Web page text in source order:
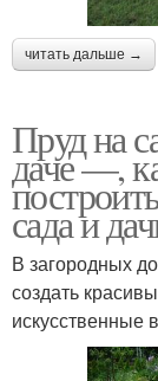
читать дальше →
Пруд на
даче —,
сада и
В загородных
создать
искусственные